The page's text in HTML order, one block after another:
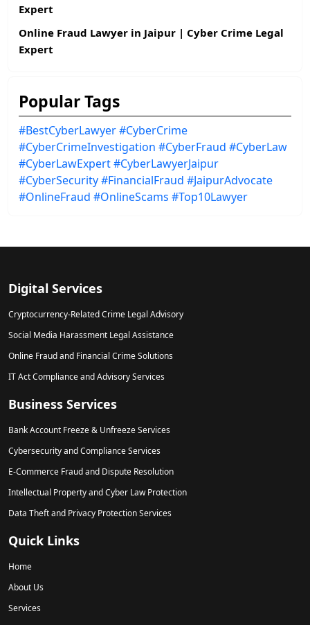
Expert
Online Fraud Lawyer in Jaipur | Cyber Crime Legal
Expert
Popular Tags
#BestCyberLawyer#CyberCrime
#CyberCrimeInvestigation #CyberFraud #CyberLaw
#CyberLawExpert#CyberLawyerJaipur
#CyberSecurity#FinancialFraud #JaipurAdvocate
#OnlineFraud #OnlineScams #Top10Lawyer
Digital Services
Cryptocurrency-Related Crime Legal Advisory
Social Media Harassment Legal Assistance
Online Fraud and Financial Crime Solutions
IT Act Compliance and Advisory Services
Business Services
Bank Account Freeze & Unfreeze Services
Cybersecurity and Compliance Services
E-Commerce Fraud and Dispute Resolution
Intellectual Property and Cyber Law Protection
Data Theft and Privacy Protection Services
Quick Links
Home
About Us
Services